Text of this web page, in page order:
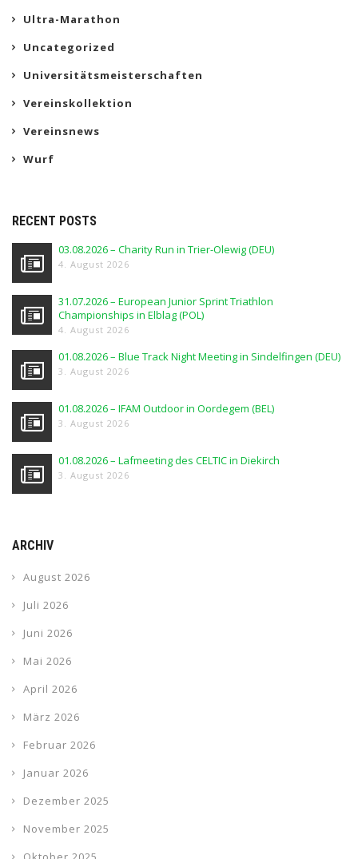
Ultra-Marathon
Uncategorized
Universitätsmeisterschaften
Vereinskollektion
Vereinsnews
Wurf
RECENT POSTS
03.08.2026 – Charity Run in Trier-Olewig (DEU)
4. August 2026
31.07.2026 – European Junior Sprint Triathlon
Championships in Elblag (POL)
4. August 2026
01.08.2026 – Blue Track Night Meeting in Sindelfingen (DEU)
3. August 2026
01.08.2026 – IFAM Outdoor in Oordegem (BEL)
3. August 2026
01.08.2026 – Lafmeeting des CELTIC in Diekirch
3. August 2026
ARCHIV
August 2026
Juli 2026
Juni 2026
Mai 2026
April 2026
März 2026
Februar 2026
Januar 2026
Dezember 2025
November 2025